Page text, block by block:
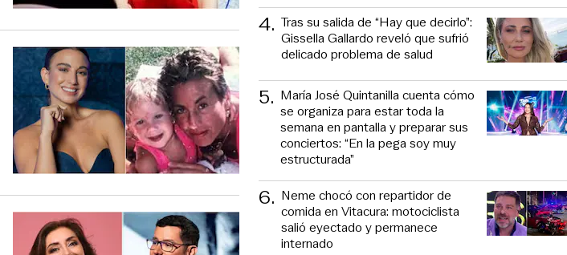
4. Tras su salida de “Hay que decirlo”:
Gissella Gallardo reveló que sufrió
delicado problema de salud
5. María José Quintanilla cuenta cómo
se organiza para estar toda la
semana en pantalla y preparar sus
conciertos: “En la pega soy muy
estructurada”
6. Neme chocó con repartidor de
comida en Vitacura: motociclista
salió eyectado y permanece
internado